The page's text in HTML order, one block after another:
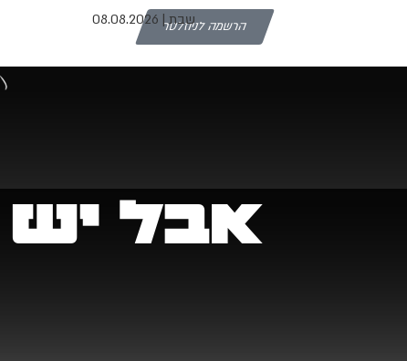
הרשמה לניוזלטר
שבת | 08.08.2026
אבל